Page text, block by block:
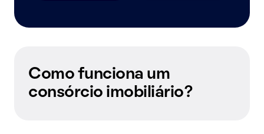
Como funciona um
consórcio imobiliário?